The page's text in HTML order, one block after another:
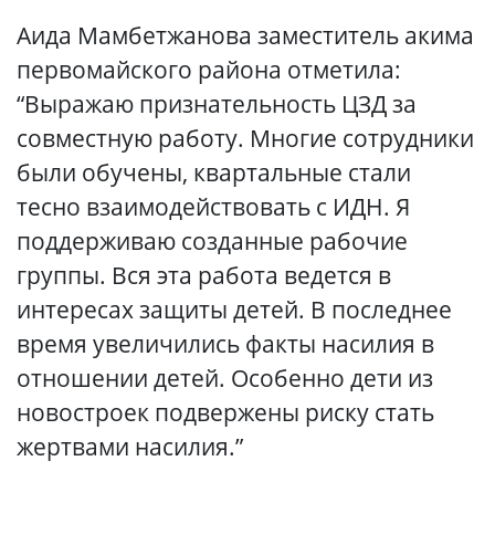
Аида Мамбетжанова заместитель акима
первомайского района отметила:
“Выражаю признательность ЦЗД за
совместную работу. Многие сотрудники
были обучены, квартальные стали
тесно взаимодействовать с ИДН. Я
поддерживаю созданные рабочие
группы. Вся эта работа ведется в
интересах защиты детей. В последнее
время увеличились факты насилия в
отношении детей. Особенно дети из
новостроек подвержены риску стать
жертвами насилия.”